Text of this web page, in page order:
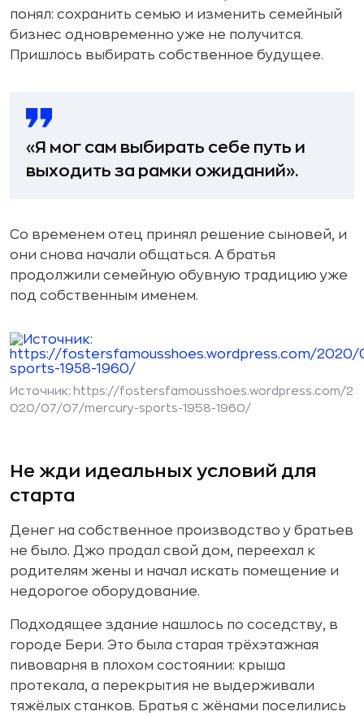
понял: сохранить семью и изменить семейный
бизнес одновременно уже не получится.
Пришлось выбирать собственное будущее.
«Я мог сам выбирать себе путь и
выходить за рамки ожиданий».
Со временем отец принял решение сыновей, и
они снова начали общаться. А братья
продолжили семейную обувную традицию уже
под собственным именем.
Источник: https://fostersfamousshoes.wordpress.com/2
020/07/07/mercury-sports-1958-1960/
Не жди идеальных условий для
старта
Денег на собственное производство у братьев
не было. Джо продал свой дом, переехал к
родителям жены и начал искать помещение и
недорогое оборудование.
Подходящее здание нашлось по соседству, в
городе Бери. Это была старая трёхэтажная
пивоварня в плохом состоянии: крыша
протекала, а перекрытия не выдерживали
тяжёлых станков. Братья с жёнами поселились